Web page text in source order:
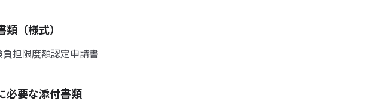
類（様式）
負担限度額認定申請書
必要な添付書類